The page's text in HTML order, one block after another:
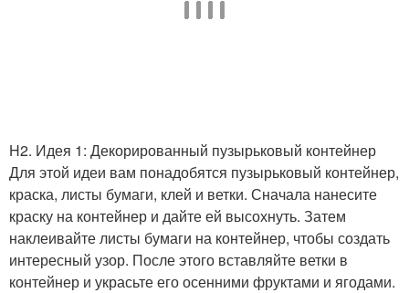
H2. Идея 1: Декорированный пузырьковый контейнер
Для этой идеи вам понадобятся пузырьковый контейнер,
краска, листы бумаги, клей и ветки. Сначала нанесите
краску на контейнер и дайте ей высохнуть. Затем
наклеивайте листы бумаги на контейнер, чтобы создать
интересный узор. После этого вставляйте ветки в
контейнер и украсьте его осенними фруктами и ягодами.